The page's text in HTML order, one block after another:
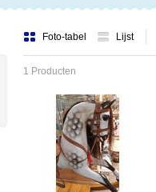
Foto-tabel Lijst
1 Producten